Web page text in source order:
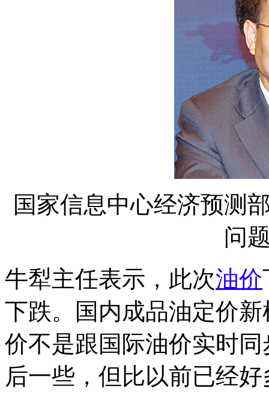
国家信息中心经济预测
问
牛犁主任表示，此次油价
下跌。国内成品油定价
价不是跟国际油价实时
后一些，但比以前已经